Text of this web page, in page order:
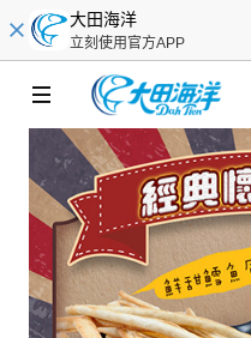
大田海洋
立刻使用官方APP